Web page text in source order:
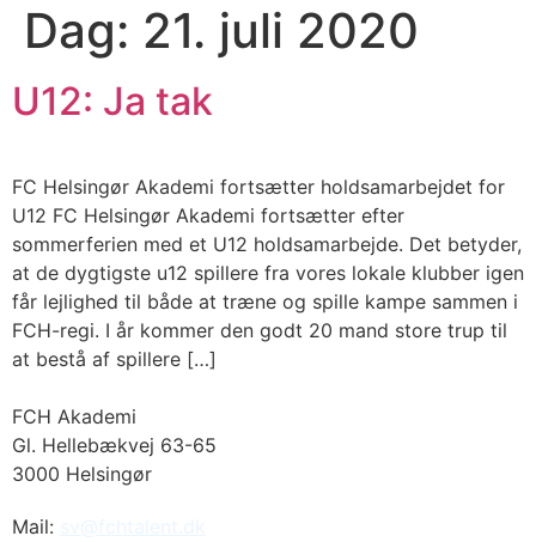
Dag: 21. juli 2020
U12: Ja tak
FC Helsingør Akademi fortsætter holdsamarbejdet for
U12 FC Helsingør Akademi fortsætter efter
sommerferien med et U12 holdsamarbejde. Det betyder,
at de dygtigste u12 spillere fra vores lokale klubber igen
får lejlighed til både at træne og spille kampe sammen i
FCH-regi. I år kommer den godt 20 mand store trup til
at bestå af spillere […]
FCH Akademi
Gl. Hellebækvej 63-65
3000 Helsingør
Mail: